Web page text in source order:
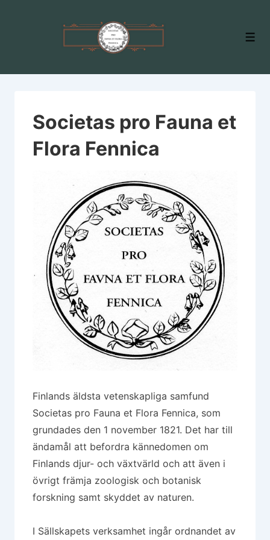
Content
Societas pro Fauna et
Flora Fennica
Finlands äldsta vetenskapliga samfund
Societas pro Fauna et Flora Fennica, som
grundades den 1 november 1821. Det har till
ändamål att befordra kännedomen om
Finlands djur- och växtvärld och att även i
övrigt främja zoologisk och botanisk
forskning samt skyddet av naturen.
I Sällskapets verksamhet ingår ordnandet av